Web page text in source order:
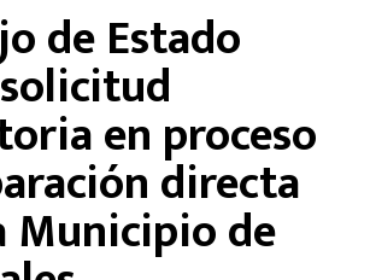
de Estado
en proceso
directa
Municipio de